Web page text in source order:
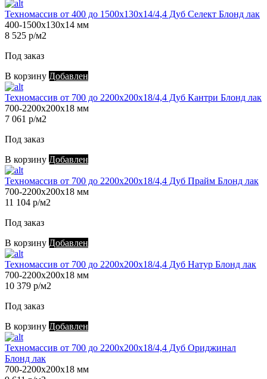
Техномассив от 400 до 1500х130х14/4,4 Дуб Селект Блонд лак
400-1500х130х14 мм
8 525 р/м2
Под заказ
В корзину Добавлен
Техномассив от 700 до 2200х200х18/4,4 Дуб Кантри Блонд лак
700-2200х200х18 мм
7 061 р/м2
Под заказ
В корзину Добавлен
Техномассив от 700 до 2200х200х18/4,4 Дуб Прайм Блонд лак
700-2200х200х18 мм
11 104 р/м2
Под заказ
В корзину Добавлен
Техномассив от 700 до 2200х200х18/4,4 Дуб Натур Блонд лак
700-2200х200х18 мм
10 379 р/м2
Под заказ
В корзину Добавлен
Техномассив от 700 до 2200х200х18/4,4 Дуб Ориджинал
Блонд лак
700-2200х200х18 мм